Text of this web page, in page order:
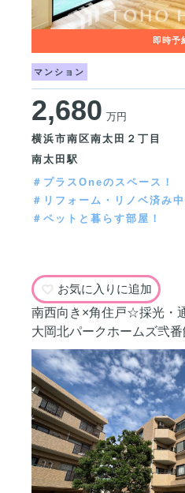
マンション
2,680 万円
横浜市南区南太田２丁目
南太田駅
＃プラスOneのスペース！
＃リフォーム・リノベ済み中
＃ペットと暮らす部屋！
お気に入りに追加
南西向き×角住戸☆採光・
大岡北パークホームズ弐番